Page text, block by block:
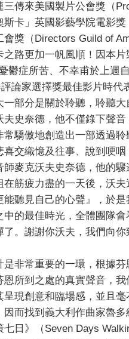
傳來美國製片公會獎（
卡」英國影藝學院電影
獎（Directors Guild of
路更加一帆風順！因本
鬱症所苦、不幸甫於上週
評論家選擇獎最佳影片時
部分是關於聆聽，聆聽
夫史奈德，他不僅錄下聲
驕傲地創造出一部透過
交織憶及往事、說到哽
師麥克沃夫史奈德，他的
筋疲力盡的一天後，沃
聽見自己的心聲』，於
的最佳時光，全體團隊
。謝謝你沃夫，我們向你
是非常重要的一環，根據
恩所到之處的真實聲音，
現創意和臨場感，並且
而找到義大利作曲家魯
日》（Seven Days